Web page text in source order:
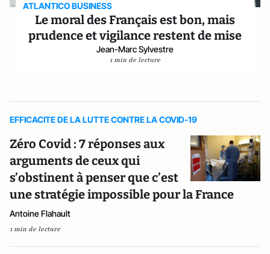
ATLANTICO BUSINESS
Le moral des Français est bon, mais
prudence et vigilance restent de mise
Jean-Marc Sylvestre
1 min de lecture
EFFICACITE DE LA LUTTE CONTRE LA COVID-19
Zéro Covid : 7 réponses aux
arguments de ceux qui
s’obstinent à penser que c’est
une stratégie impossible pour la France
Antoine Flahault
1 min de lecture